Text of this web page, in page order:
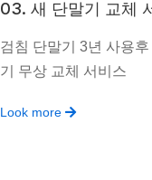
03. 새 단말기 교체
검침 단말기 3년 사용
기 무상 교체 서비스
Look more